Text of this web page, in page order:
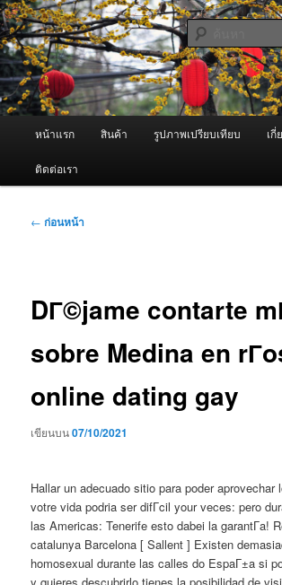
ข้าม
ไป
ยัง
เนื้อหา
หลัก ผู้นำเข้าเครื่องพ่นหมอกควั
Fogger / Fogger One แล
จำหน่ายเครื่องพ่นหมอกควัน คุณภาพดี บริการด้วยควา
หน้าแรก สินค้า รูปภาพเปรียบเทียบ เกี่
ติดต่อเรา
เมนู
← ก่อนหน้า
DГ©jame contarte
sobre Medina en
online dating gay
เขียนบน07/10/2021
Hallar un adecuado sitio para poder aprovechar
votre vida podria ser difГ­cil your veces: pero
las Americas: Tenerife esto dabei la garantГ­a!
catalunya Barcelona [ Sallent ] Existen
homosexual durante las calles do EspaГ±a si